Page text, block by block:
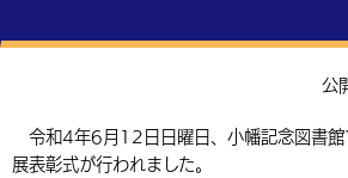
言語を選択
保険・
福祉・介護 健康・
入札・契約 産業・
子育て・教育
公
令和4年6月12日日曜日、小幡記念図書
展表彰式が行われました。